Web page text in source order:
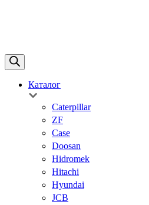
Каталог
Caterpillar
ZF
Case
Doosan
Hidromek
Hitachi
Hyundai
JCB